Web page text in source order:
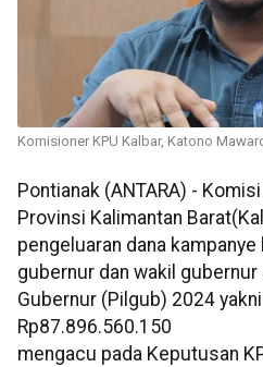
Komisioner KPU Kalbar, Katono
Pontianak (ANTARA) -
Provinsi Kalimantan
pengeluaran dana
gubernur dan wakil gubernur
Gubernur (Pilgub) 2024
Rp87.896.560.150
mengacu pada Keputusan